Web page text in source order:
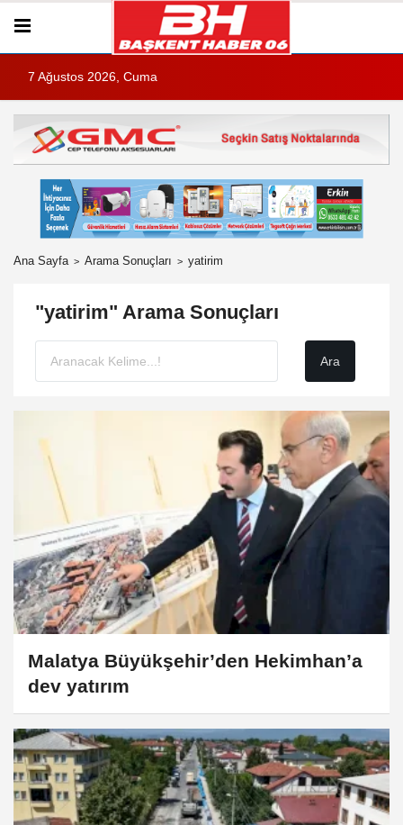
7 Ağustos 2026, Cuma
Ana Sayfa Arama Sonuçları yatirim
"yatirim" Arama Sonuçları
Malatya Büyükşehir’den Hekimhan’a
dev yatırım